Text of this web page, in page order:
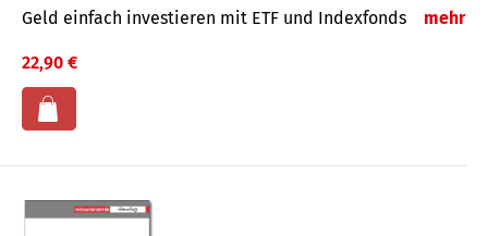
Geld einfach investieren mit ETF und Indexfonds mehr
22,90 €